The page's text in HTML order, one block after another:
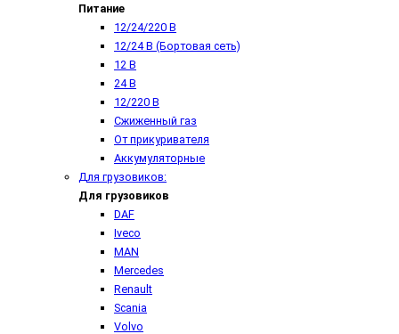
Питание
12/24/220 В
12/24 В (Бортовая сеть)
12 В
24 В
12/220 В
Сжиженный газ
От прикуривателя
Аккумуляторные
Для грузовиков:
Для грузовиков
DAF
Iveco
MAN
Mercedes
Renault
Scania
Volvo